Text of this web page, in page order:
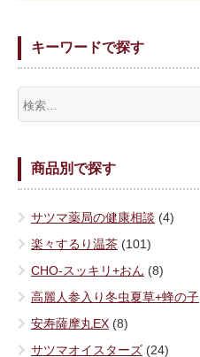
キーワードで探す
商品別で探す
サツマ薬局の健康相談 (4)
楽々するり温茶 (101)
CHO-スッキリ+おん (8)
高麗人参入り冬虫夏草+蜂の子
安寿薩摩丸EX (8)
サツマオイスターズ (24)